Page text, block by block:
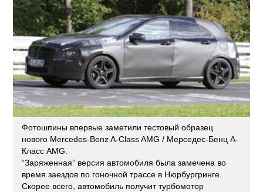
Фотошпины впервые заметили тестовый образец
нового Mercedes-Benz A-Class AMG / Мерседес-Бенц А-
Класс AMG.
“Заряженная” версия автомобиля была замечена во
время заездов по гоночной трассе в Нюрбургринге.
Скорее всего, автомобиль получит турбомотор